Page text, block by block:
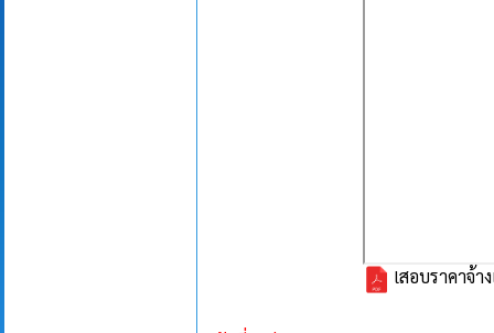
lสอบราคาจ้า